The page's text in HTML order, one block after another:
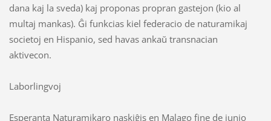
dana kaj la sveda) kaj proponas propran gastejon (kio al
multaj mankas). Ĝi funkcias kiel federacio de naturamikaj
societoj en Hispanio, sed havas ankaŭ transnacian
aktivecon.
Laborlingvoj
Esperanta Naturamikaro naskiĝis en Malago fine de junio